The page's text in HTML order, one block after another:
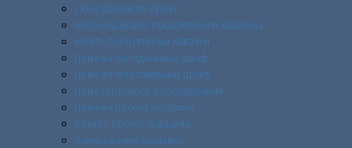
Оборудование Арнег
Мерчандайзинг продуктового магазина
Купить продуктовый магазин
Цена на холодильный шкаф
Цена на морозильный шкаф
Цена торгового оборудования
Цена на проект магазина
Бизнес проект магазина
Зонирование магазина